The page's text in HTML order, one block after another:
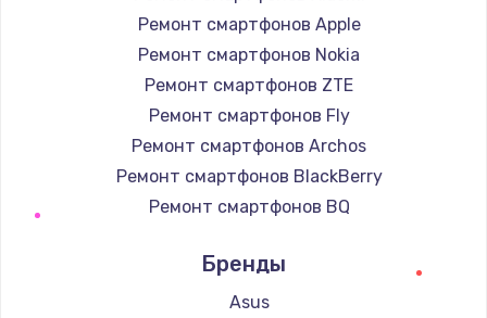
Ремонт смартфонов Apple
Ремонт смартфонов Nokia
Ремонт смартфонов ZTE
Ремонт смартфонов Fly
Ремонт смартфонов Archos
Ремонт смартфонов BlackBerry
Ремонт смартфонов BQ
Ремонт смартфонов Digma
Ремонт смартфонов Ginzzu
Бренды
Asus